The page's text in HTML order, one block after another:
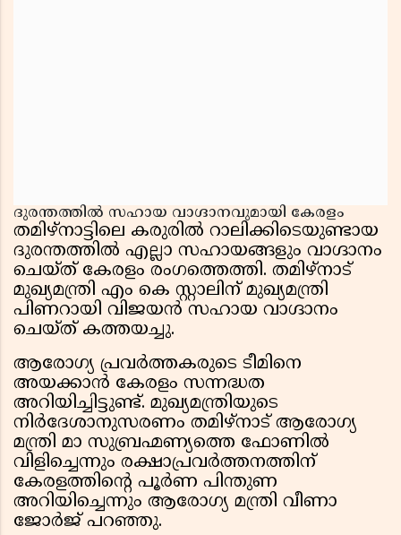
ദുരന്തത്തിൽ സഹായ വാഗ്ദാനവുമായി കേരളം
തമിഴ്‌നാട്ടിലെ കരുരിൽ റാലിക്കിടെയുണ്ടായ
ദുരന്തത്തിൽ എല്ലാ സഹായങ്ങളും വാഗ്ദാനം
ചെയ്‌ത്‌ കേരളം രംഗത്തെത്തി. തമിഴ്‌നാട്
മുഖ്യമന്ത്രി എം കെ സ്റ്റാലിന് മുഖ്യമന്ത്രി
പിണറായി വിജയൻ സഹായ വാഗ്ദാനം
ചെയ്‌ത്‌ കത്തയച്ചു.
ആരോഗ്യ പ്രവർത്തകരുടെ ടീമിനെ
അയക്കാൻ കേരളം സന്നദ്ധത
അറിയിച്ചിട്ടുണ്ട്. മുഖ്യമന്ത്രിയുടെ
നിർദേശാനുസരണം തമിഴ്‌നാട് ആരോഗ്യ
മന്ത്രി മാ സുബ്രഹ്മണ്യത്തെ ഫോണിൽ
വിളിച്ചെന്നും രക്ഷാപ്രവർത്തനത്തിന്
കേരളത്തിന്റെ പൂർണ പിന്തുണ
അറിയിച്ചെന്നും ആരോഗ്യ മന്ത്രി വീണാ
ജോർജ് പറഞ്ഞു.